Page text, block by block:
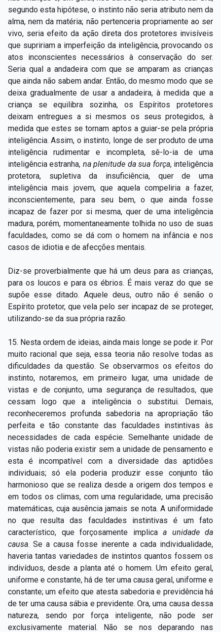
segundo esta hipótese, o instinto não seria atributo nem da
alma, nem da matéria; não pertenceria propriamente ao ser
vivo, seria efeito da ação direta dos protetores invisíveis
que supririam a imperfeição da inteligência, provocando os
atos inconscientes necessários à conservação do ser.
Seria qual a andadeira com que se amparam as crianças
que ainda não sabem andar. Então, do mesmo modo que se
deixa gradualmente de usar a andadeira, à medida que a
criança se equilibra sozinha, os Espíritos protetores
deixam entregues a si mesmos os seus protegidos, à
medida que estes se tornam aptos a guiar-se pela própria
inteligência. Assim, o instinto, longe de ser produto de uma
inteligência rudimentar e incompleta, sê-lo-ia de uma
inteligência estranha, na plenitude da sua força, inteligência
protetora, supletiva da insuficiência, quer de uma
inteligência mais jovem, que aquela compeliria a fazer,
inconscientemente, para seu bem, o que ainda fosse
incapaz de fazer por si mesma, quer de uma inteligência
madura, porém, momentaneamente tolhida no uso de suas
faculdades, como se dá com o homem na infância e nos
casos de idiotia e de afecções mentais.
Diz-se proverbialmente que há um deus para as crianças,
para os loucos e para os ébrios. É mais veraz do que se
supõe esse ditado. Aquele deus, outro não é senão o
Espírito protetor, que vela pelo ser incapaz de se proteger,
utilizando-se da sua própria razão.
15. Nesta ordem de ideias, ainda mais longe se pode ir. Por
muito racional que seja, essa teoria não resolve todas as
dificuldades da questão. Se observarmos os efeitos do
instinto, notaremos, em primeiro lugar, uma unidade de
vistas e de conjunto, uma segurança de resultados, que
cessam logo que a inteligência o substitui. Demais,
reconheceremos profunda sabedoria na apropriação tão
perfeita e tão constante das faculdades instintivas às
necessidades de cada espécie. Semelhante unidade de
vistas não poderia existir sem a unidade de pensamento e
esta é incompatível com a diversidade das aptidões
individuais; só ela poderia produzir esse conjunto tão
harmonioso que se realiza desde a origem dos tempos e
em todos os climas, com uma regularidade, uma precisão
matemáticas, cuja ausência jamais se nota. A uniformidade
no que resulta das faculdades instintivas é um fato
característico, que forçosamente implica a unidade da
causa. Se a causa fosse inerente a cada individualidade,
haveria tantas variedades de instintos quantos fossem os
indivíduos, desde a planta até o homem. Um efeito geral,
uniforme e constante, há de ter uma causa geral, uniforme e
constante; um efeito que atesta sabedoria e previdência há
de ter uma causa sábia e previdente. Ora, uma causa dessa
natureza, sendo por força inteligente, não pode ser
exclusivamente material. Não se nos deparando nas